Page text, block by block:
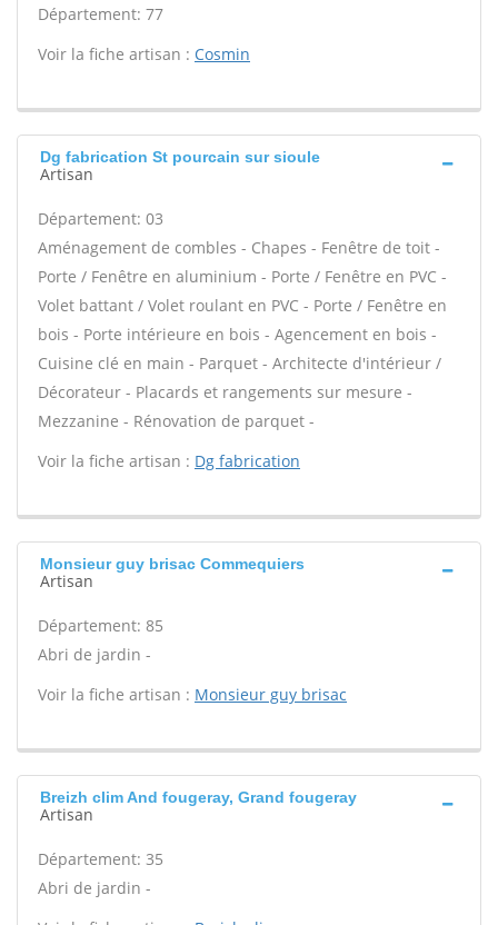
Département: 77
Voir la fiche artisan : Cosmin
Dg fabrication St pourcain sur sioule
Artisan
Département: 03
Aménagement de combles - Chapes - Fenêtre de toit -
Porte / Fenêtre en aluminium - Porte / Fenêtre en PVC -
Volet battant / Volet roulant en PVC - Porte / Fenêtre en
bois - Porte intérieure en bois - Agencement en bois -
Cuisine clé en main - Parquet - Architecte d'intérieur /
Décorateur - Placards et rangements sur mesure -
Mezzanine - Rénovation de parquet -
Voir la fiche artisan : Dg fabrication
Monsieur guy brisac Commequiers
Artisan
Département: 85
Abri de jardin -
Voir la fiche artisan : Monsieur guy brisac
Breizh clim And fougeray, Grand fougeray
Artisan
Département: 35
Abri de jardin -